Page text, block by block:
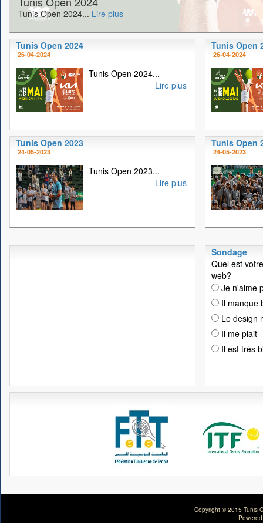
Tunis Open 2024... Lire plus
Tunis Open 2024
26-04-2024
Tunis Open 2024...
Lire plus
Tunis Open
26-04-2024
Tunis Open 2023
24-05-2023
Tunis Open 2023...
Lire plus
Tunis Open
24-05-2023
Sondage
Quel est
web?
Je n'aime
Il manque
Le design
Il me plait
Il est trés
Copyright © 2015 Tunis